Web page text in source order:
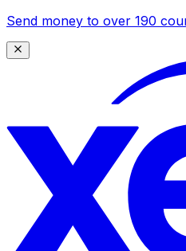
Send money to over 190